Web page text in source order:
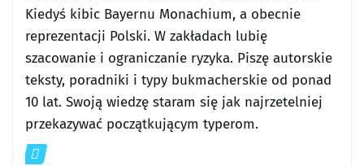
Kiedyś kibic Bayernu Monachium, a obecnie
reprezentacji Polski. W zakładach lubię
szacowanie i ograniczanie ryzyka. Piszę autorskie
teksty, poradniki i typy bukmacherskie od ponad
10 lat. Swoją wiedzę staram się jak najrzetelniej
przekazywać początkującym typerom.